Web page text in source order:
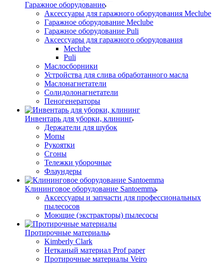
Гаражное оборудование
Аксессуары для гаражного оборудования Meclube
Гаражное оборудование Meclube
Гаражное оборудование Puli
Аксессуары для гаражного оборудования
Meclube
Puli
Маслосборники
Устройства для слива обработанного масла
Маслонагнетатели
Солидолонагнетатели
Пеногенераторы
Инвентарь для уборки, клининг
Держатели для шубок
Мопы
Рукоятки
Сгоны
Тележки уборочные
Флаундеры
Клининговое оборудование Santoemma
Аксессуары и запчасти для профессиональных
пылесосов
Моющие (экстракторы) пылесосы
Протирочные материалы
Kimberly Clark
Нетканый материал Prof paper
Протирочные материалы Veiro